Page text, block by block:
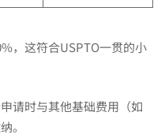
，这符合USPTO一贯的小
请时与其他基础费用（如
。